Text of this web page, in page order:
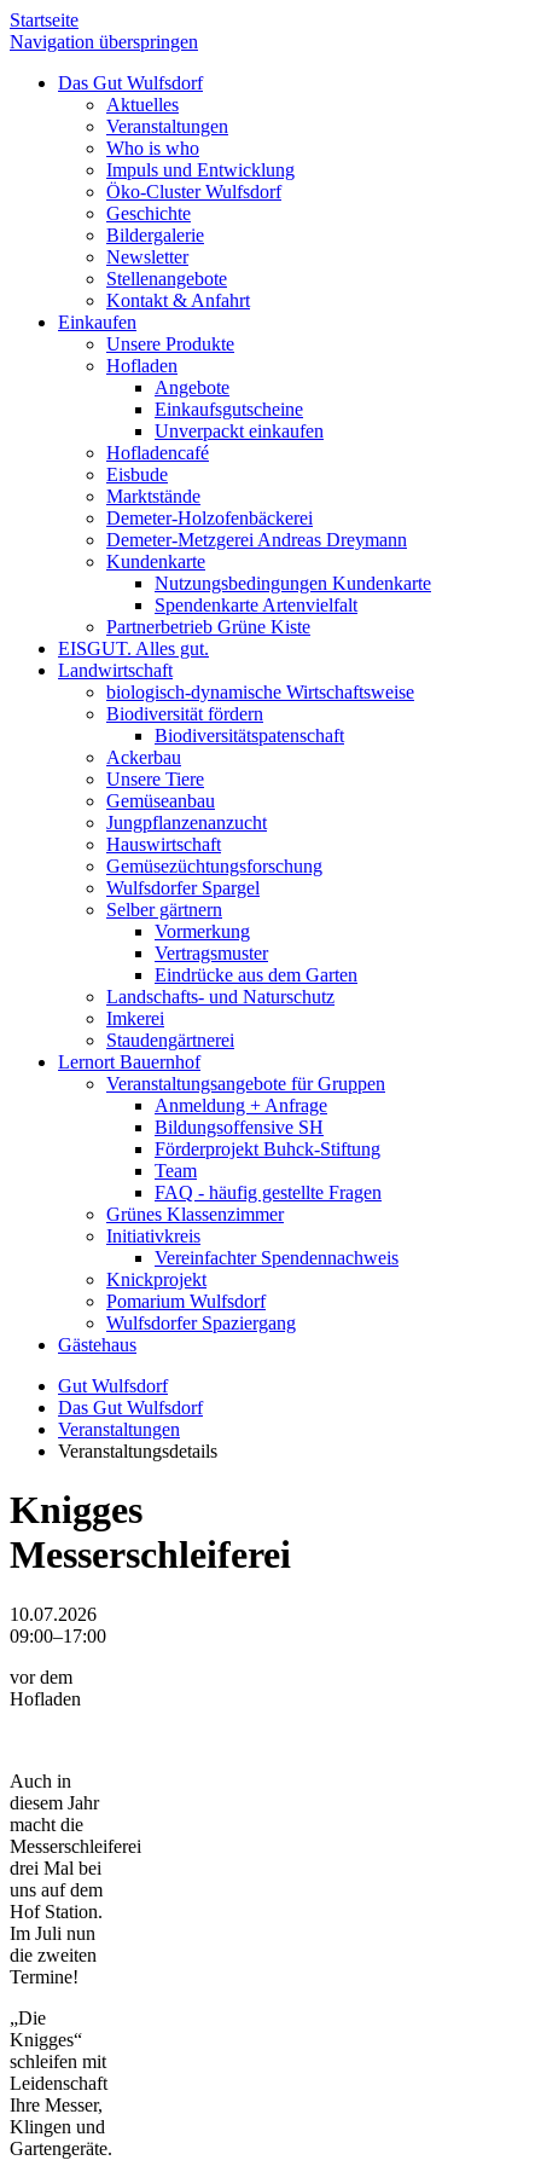
Startseite
Navigation überspringen
Das Gut Wulfsdorf
Aktuelles
Veranstaltungen
Who is who
Impuls und Entwicklung
Öko-Cluster Wulfsdorf
Geschichte
Bildergalerie
Newsletter
Stellenangebote
Kontakt & Anfahrt
Einkaufen
Unsere Produkte
Hofladen
Angebote
Einkaufsgutscheine
Unverpackt einkaufen
Hofladencafé
Eisbude
Marktstände
Demeter-Holzofenbäckerei
Demeter-Metzgerei Andreas Dreymann
Kundenkarte
Nutzungsbedingungen Kundenkarte
Spendenkarte Artenvielfalt
Partnerbetrieb Grüne Kiste
EISGUT. Alles gut.
Landwirtschaft
biologisch-dynamische Wirtschaftsweise
Biodiversität fördern
Biodiversitätspatenschaft
Ackerbau
Unsere Tiere
Gemüseanbau
Jungpflanzenanzucht
Hauswirtschaft
Gemüsezüchtungsforschung
Wulfsdorfer Spargel
Selber gärtnern
Vormerkung
Vertragsmuster
Eindrücke aus dem Garten
Landschafts- und Naturschutz
Imkerei
Staudengärtnerei
Lernort Bauernhof
Veranstaltungsangebote für Gruppen
Anmeldung + Anfrage
Bildungsoffensive SH
Förderprojekt Buhck-Stiftung
Team
FAQ - häufig gestellte Fragen
Grünes Klassenzimmer
Initiativkreis
Vereinfachter Spendennachweis
Knickprojekt
Pomarium Wulfsdorf
Wulfsdorfer Spaziergang
Gästehaus
Gut Wulfsdorf
Das Gut Wulfsdorf
Veranstaltungen
Veranstaltungsdetails
Knigges
Messerschleiferei
10.07.2026
09:00–17:00
vor dem
Hofladen
Auch in
diesem Jahr
macht die
Messerschleiferei
drei Mal bei
uns auf dem
Hof Station.
Im Juli nun
die zweiten
Termine!
„Die
Knigges“
schleifen mit
Leidenschaft
Ihre Messer,
Klingen und
Gartengeräte.